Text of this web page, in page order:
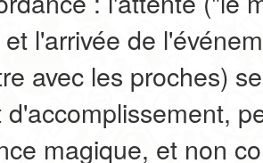
l'arrivée de
avec les proches)
magique, et non